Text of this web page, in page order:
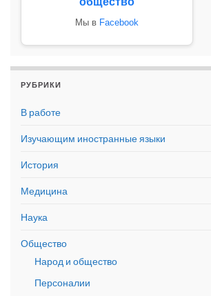
Мы в Facebook
РУБРИКИ
В работе
Изучающим иностранные языки
История
Медицина
Наука
Общество
Народ и общество
Персоналии